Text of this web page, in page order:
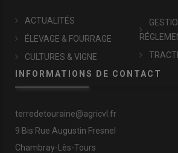
ACTUALITÉS
ÉLEVAGE & FOURRAGE
CULTURES & VIGNE
INFORMATIONS DE CONTACT
terredetouraine@agricvl.fr
9 Bis Rue Augustin Fresnel
Chambray-Lès-Tours